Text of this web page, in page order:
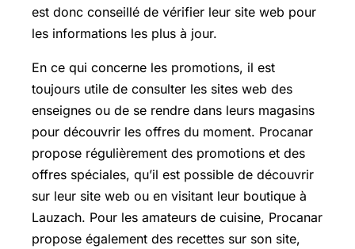
est donc conseillé de vérifier leur site web pour
les informations les plus à jour.
En ce qui concerne les promotions, il est
toujours utile de consulter les sites web des
enseignes ou de se rendre dans leurs magasins
pour découvrir les offres du moment. Procanar
propose régulièrement des promotions et des
offres spéciales, qu’il est possible de découvrir
sur leur site web ou en visitant leur boutique à
Lauzach. Pour les amateurs de cuisine, Procanar
propose également des recettes sur son site,